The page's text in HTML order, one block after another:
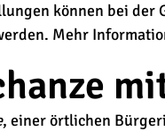
können bei der
Mehr
, einer örtlichen